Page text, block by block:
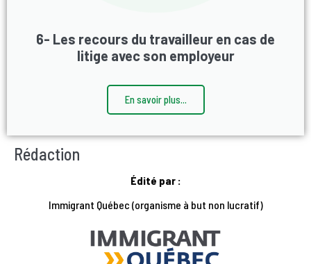
6- Les recours du travailleur en cas de
litige avec son employeur
En savoir plus...
Rédaction
Édité par :
Immigrant Québec (organisme à but non lucratif)